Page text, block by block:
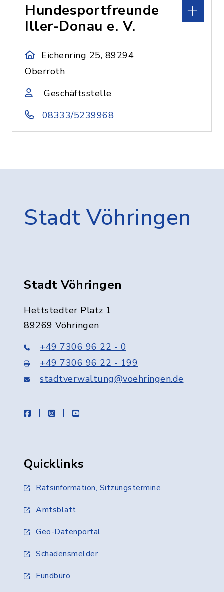
Hundesportfreunde
Iller-Donau e. V.
Eichenring 25, 89294
Oberroth
Geschäftsstelle
08333/5239968
Stadt Vöhringen
Stadt Vöhringen
Hettstedter Platz 1
89269 Vöhringen
+49 7306 96 22 - 0
+49 7306 96 22 - 199
stadtverwaltung@voehringen.de
facebookinstagramyoutube
Quicklinks
Ratsinformation, Sitzungstermine
Amtsblatt
Geo-Datenportal
Schadensmelder
Fundbüro